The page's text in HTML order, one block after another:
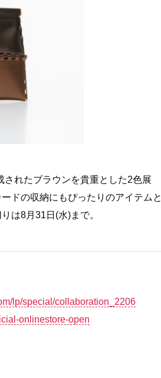
れたブラウンを貴重とした2色展
ドの収納にもぴったりのアイテムと
は8月31日(水)まで。
lp/special/collaboration_2206
onlinestore-open